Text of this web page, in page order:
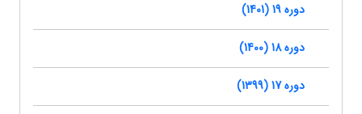
دوره 19 (1401)
دوره 18 (1400)
دوره 17 (1399)